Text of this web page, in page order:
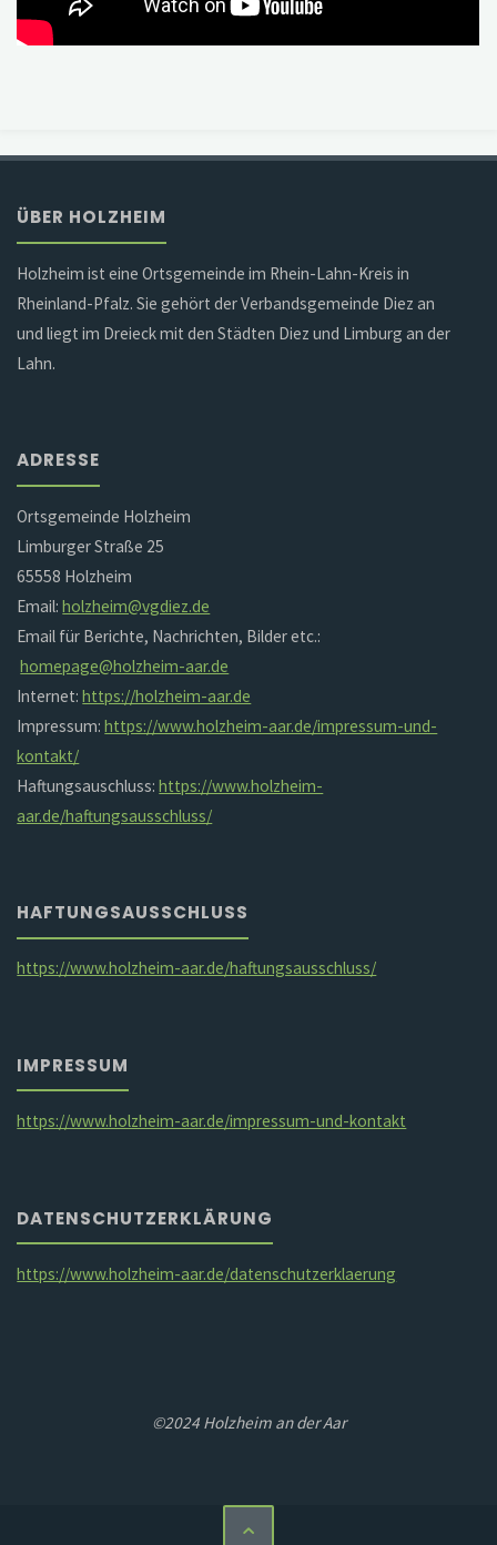
ÜBER HOLZHEIM
Holzheim ist eine Ortsgemeinde im Rhein-Lahn-Kreis in
Rheinland-Pfalz. Sie gehört der Verbandsgemeinde Diez an
und liegt im Dreieck mit den Städten Diez und Limburg an der
Lahn.
ADRESSE
Ortsgemeinde Holzheim
Limburger Straße 25
65558 Holzheim
Email:holzheim@vgdiez.de
Email für Berichte, Nachrichten, Bilder etc.:
homepage@holzheim-aar.de
Internet:https://holzheim-aar.de
Impressum:https://www.holzheim-aar.de/impressum-und-
kontakt/
Haftungsauschluss:https://www.holzheim-
aar.de/haftungsausschluss/
HAFTUNGSAUSSCHLUSS
https://www.holzheim-aar.de/haftungsausschluss/
IMPRESSUM
https://www.holzheim-aar.de/impressum-und-kontakt
DATENSCHUTZERKLÄRUNG
https://www.holzheim-aar.de/datenschutzerklaerung
©2024 Holzheim an der Aar